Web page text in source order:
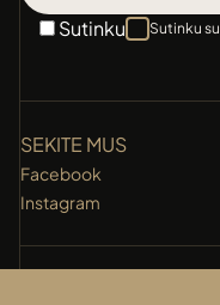
Sutinku Sutinku su
SEKITE MUS
Facebook
Instagram